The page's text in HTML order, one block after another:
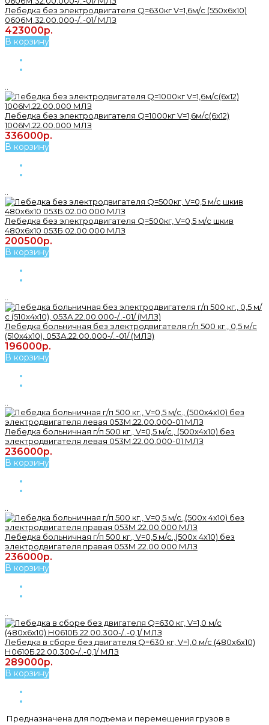
Лебедка без электродвигателя Q=630кг V=1,6м/с (550х6х10)
0606М.32.00.000-/..-01/ МЛЗ
423000р.
В корзину
Лебедка без электродвигателя Q=1000кг V=1,6м/с(6х12)
1006М.22.00.000 МЛЗ
336000р.
В корзину
Лебедка без электродвигателя Q=500кг, V=0,5 м/с шкив
480х6х10 053Б.02.00.000 МЛЗ
200500р.
В корзину
Лебедка больничная без электродвигателя г/п 500 кг., 0,5 м/с
(510х4х10), 053А.22.00.000-/..-01/ (МЛЗ)
196000р.
В корзину
Лебедка больничная г/п 500 кг., V=0,5 м/с., (500х4х10) без
электродвигателя левая 053М.22.00.000-01 МЛЗ
236000р.
В корзину
Лебедка больничная г/п 500 кг., V=0,5 м/с.,(500х 4х10) без
электродвигателя правая 053М.22.00.000 МЛЗ
236000р.
В корзину
Лебедка в сборе без двигателя Q=630 кг, V=1,0 м/с (480х6х10)
Н0610Б.22.00.300-/..-0,1/ МЛЗ
289000р.
В корзину
Предназначена для подъема и перемещения грузов в